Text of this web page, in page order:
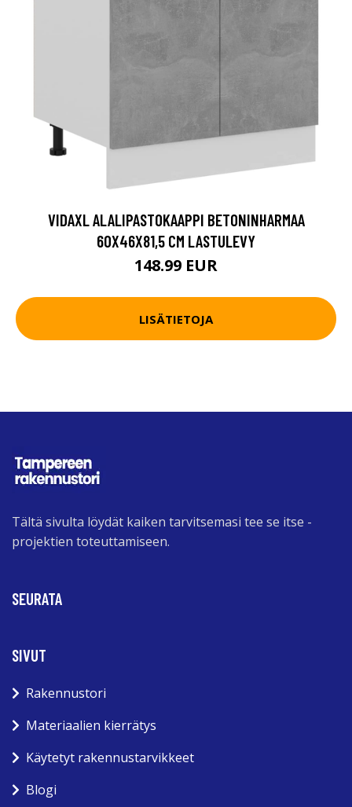
VIDAXL ALALIPASTOKAAPPI BETONINHARMAA
60X46X81,5 CM LASTULEVY
148.99 EUR
LISÄTIETOJA
Tältä sivulta löydät kaiken tarvitsemasi tee se itse -
projektien toteuttamiseen.
SEURATA
SIVUT
Rakennustori
Materiaalien kierrätys
Käytetyt rakennustarvikkeet
Blogi